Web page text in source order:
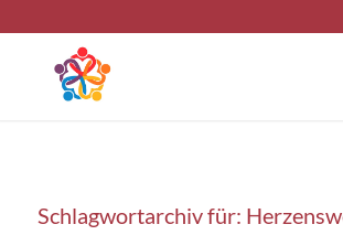
Schlagwortarchiv für: